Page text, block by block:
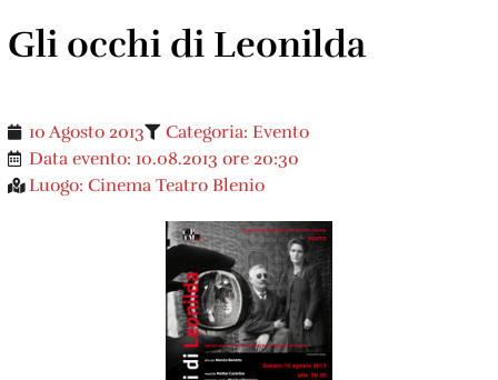
Gli occhi di Leonilda
10 Agosto 2013 Categoria: Evento
Data evento: 10.08.2013 ore 20:30
Luogo: Cinema Teatro Blenio